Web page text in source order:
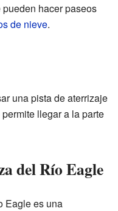
pueden hacer paseos
de nieve.
una pista de aterrizaje
llegar a la parte
del Río Eagle
Eagle es una